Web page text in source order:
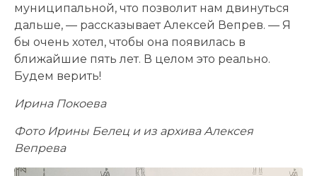
муниципальной, что позволит нам двинуться
дальше, — рассказывает Алексей Вепрев. — Я
бы очень хотел, чтобы она появилась в
ближайшие пять лет. В целом это реально.
Будем верить!
Ирина Покоева
Фото Ирины Белец и из архива Алексея
Вепрева